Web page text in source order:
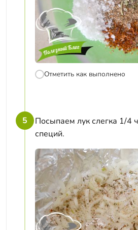
Отметить как выполнено
5
Посыпаем лук слегка 1/4
специй.